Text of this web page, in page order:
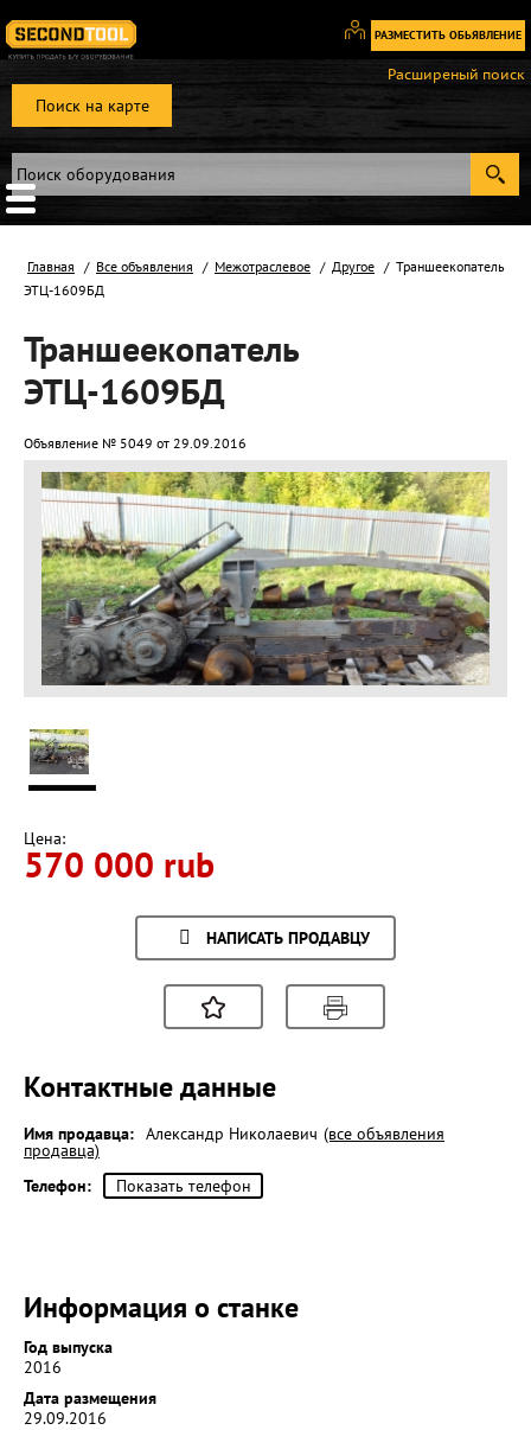
РАЗМЕСТИТЬ ОБЬЯВЛЕНИЕ
Вход
Регистрация
Поиск на карте
Расширеный поиск
Главная Все объявления Межотраслевое Другое
Траншеекопатель
ЭТЦ-1609БД
Траншеекопатель
ЭТЦ-1609БД
Объявление № 5049 от 29.09.2016
Цена:
570 000 rub
НАПИСАТЬ ПРОДАВЦУ
Контактные данные
Имя продавца: Александр Николаевич (все объявления
продавца)
Телефон:
Показать телефон
Информация о станке
Год выпуска
2016
Дата размещения
29.09.2016